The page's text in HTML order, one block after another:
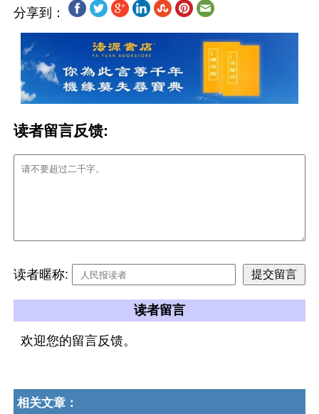
分享到：
读者留言反馈:
读者暱称:
读者留言
欢迎您的留言反馈。
相关文章：